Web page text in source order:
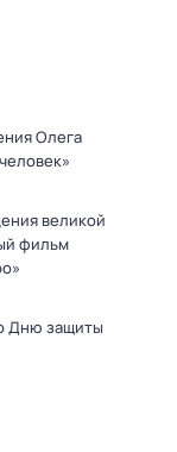
Олега
великой
фильм
Дню защиты